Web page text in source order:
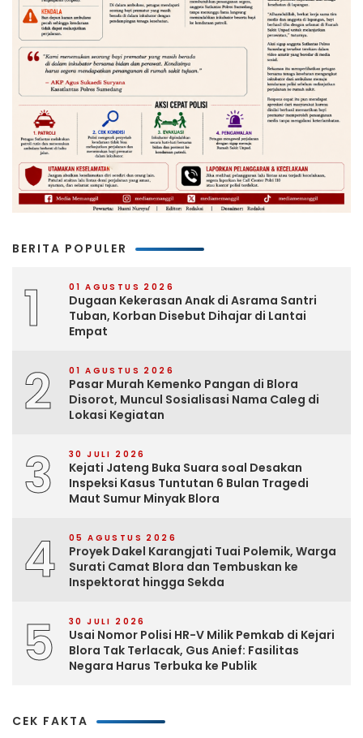
BERITA POPULER
1 01 AGUSTUS 2026
Dugaan Kekerasan Anak di Asrama Santri
Tuban, Korban Disebut Dihajar di Lantai
Empat
2 01 AGUSTUS 2026
Pasar Murah Kemenko Pangan di Blora
Disorot, Muncul Sosialisasi Nama Caleg di
Lokasi Kegiatan
3 30 JULI 2026
Kejati Jateng Buka Suara soal Desakan
Inspeksi Kasus Tuntutan 6 Bulan Tragedi
Maut Sumur Minyak Blora
4 05 AGUSTUS 2026
Proyek Dakel Karangjati Tuai Polemik, Warga
Surati Camat Blora dan Tembuskan ke
Inspektorat hingga Sekda
5 30 JULI 2026
Usai Nomor Polisi HR-V Milik Pemkab di Kejari
Blora Tak Terlacak, Gus Anief: Fasilitas
Negara Harus Terbuka ke Publik
CEK FAKTA